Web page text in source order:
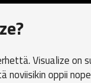
Visualize on
oppii